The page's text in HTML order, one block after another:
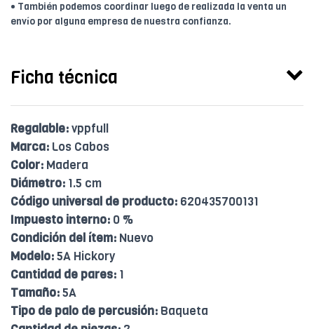
• También podemos coordinar luego de realizada la venta un
envío por alguna empresa de nuestra confianza.
Ficha técnica
Regalable:vppfull
Marca: Los Cabos
Color: Madera
Diámetro: 1.5 cm
Código universal de producto: 620435700131
Impuesto interno: 0 %
Condición del ítem: Nuevo
Modelo:5A Hickory
Cantidad de pares: 1
Tamaño:5A
Tipo de palo de percusión: Baqueta